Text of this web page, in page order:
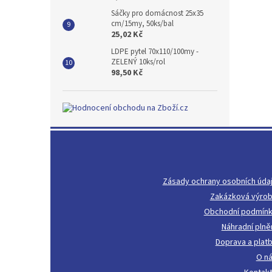
Sáčky pro domácnost 25x35
cm/15my, 50ks/bal
25,02 Kč
LDPE pytel 70x110/100my -
ZELENÝ 10ks/rol
98,50 Kč
Zásady ochrany osobních
Zakázková
Obchodní
Náhradní
Doprava a
O